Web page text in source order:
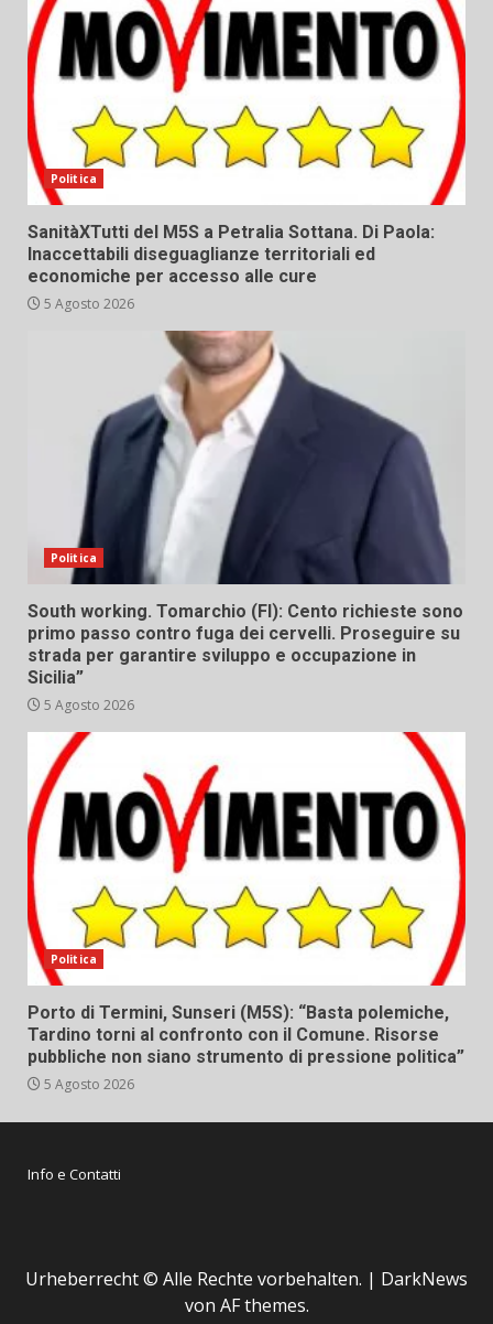
Politica
SanitàXTutti del M5S a Petralia Sottana. Di Paola:
Inaccettabili diseguaglianze territoriali ed
economiche per accesso alle cure
5 Agosto 2026
Politica
South working. Tomarchio (FI): Cento richieste sono
primo passo contro fuga dei cervelli. Proseguire su
strada per garantire sviluppo e occupazione in
Sicilia”
5 Agosto 2026
Politica
Porto di Termini, Sunseri (M5S): “Basta polemiche,
Tardino torni al confronto con il Comune. Risorse
pubbliche non siano strumento di pressione politica”
5 Agosto 2026
Info e Contatti
Urheberrecht © Alle Rechte vorbehalten. | DarkNews
von AF themes.